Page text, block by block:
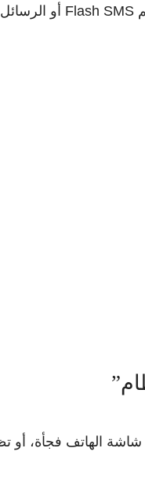
Flash SMS أو
شاشة الهاتف فجأة،